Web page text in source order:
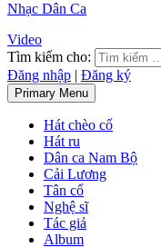
Nhạc Dân Ca
Video
Tìm kiếm cho:
Đăng nhập | Đăng ký
Primary Menu
Hát chèo cổ
Hát ru
Dân ca Nam Bộ
Cải Lương
Tân cổ
Nghệ sĩ
Tác giả
Album